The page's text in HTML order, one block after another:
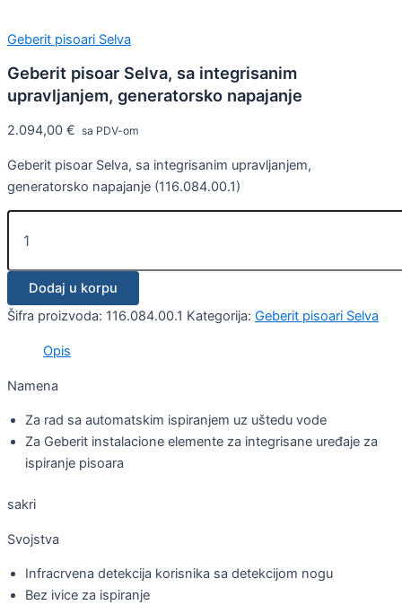
Geberit pisoari Selva
Geberit pisoar Selva, sa integrisanim
upravljanjem, generatorsko napajanje
2.094,00 € sa PDV-om
Geberit pisoar Selva, sa integrisanim upravljanjem,
generatorsko napajanje (116.084.00.1)
Dodaj u korpu
Šifra proizvoda: 116.084.00.1 Kategorija: Geberit pisoari Selva
Opis
Namena
Za rad sa automatskim ispiranjem uz uštedu vode
Za Geberit instalacione elemente za integrisane uređaje za
ispiranje pisoara
sakri
Svojstva
Infracrvena detekcija korisnika sa detekcijom nogu
Bez ivice za ispiranje